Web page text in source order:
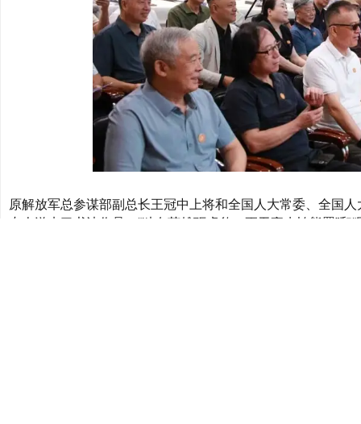
原解放军总参谋部副总长王冠中上将和全国人大常委、全国
专人送来了书法作品：“独有英雄驱虎豹，更无豪杰怕熊罴”和“